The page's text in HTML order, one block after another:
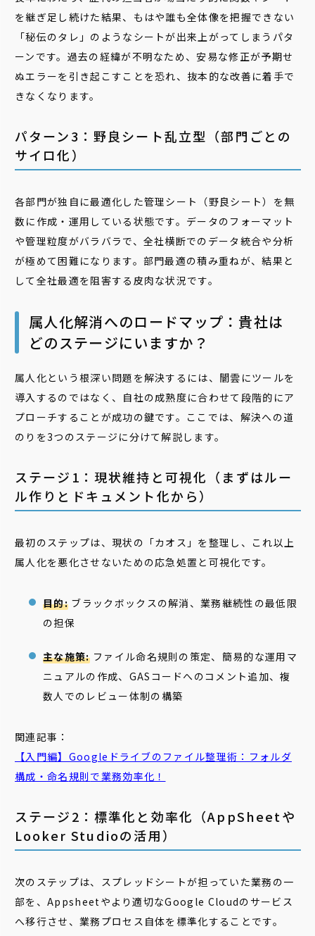
を継ぎ足し続けた結果、もはや誰も全体像を把握できない
「秘伝のタレ」のようなシートが出来上がってしまうパタ
ーンです。過去の経緯が不明なため、安易な修正が予期せ
ぬエラーを引き起こすことを恐れ、抜本的な改善に着手で
きなくなります。
パターン3：野良シート乱立型（部門ごとの
サイロ化）
各部門が独自に最適化した管理シート（野良シート）を無
数に作成・運用している状態です。データのフォーマット
や管理粒度がバラバラで、全社横断でのデータ統合や分析
が極めて困難になります。部門最適の積み重ねが、結果と
して全社最適を阻害する皮肉な状況です。
属人化解消へのロードマップ：貴社は
どのステージにいますか？
属人化という根深い問題を解決するには、闇雲にツールを
導入するのではなく、自社の成熟度に合わせて段階的にア
プローチすることが成功の鍵です。ここでは、解決への道
のりを3つのステージに分けて解説します。
ステージ1：現状維持と可視化（まずはルー
ル作りとドキュメント化から）
最初のステップは、現状の「カオス」を整理し、これ以上
属人化を悪化させないための応急処置と可視化です。
目的:ブラックボックスの解消、業務継続性の最低限
の担保
主な施策:ファイル命名規則の策定、簡易的な運用マ
ニュアルの作成、GASコードへのコメント追加、複
数人でのレビュー体制の構築
関連記事：
【入門編】Googleドライブのファイル整理術：フォルダ
構成・ 命名規則 で業務効率化！
ステージ2：標準化と効率化（AppSheetや
Looker Studioの活用）
次のステップは、スプレッドシートが担っていた業務の一
部を、Appsheetやより適切なGoogle Cloudのサービス
へ移行させ、業務プロセス自体を標準化することです。